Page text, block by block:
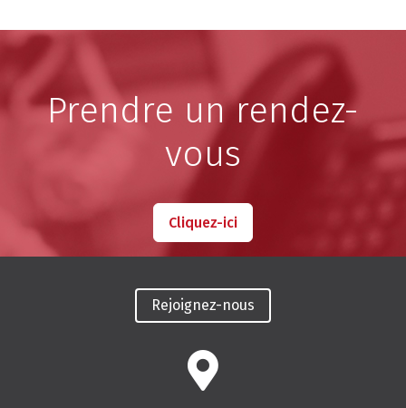
Prendre un rendez-
vous
Cliquez-ici
Rejoignez-nous